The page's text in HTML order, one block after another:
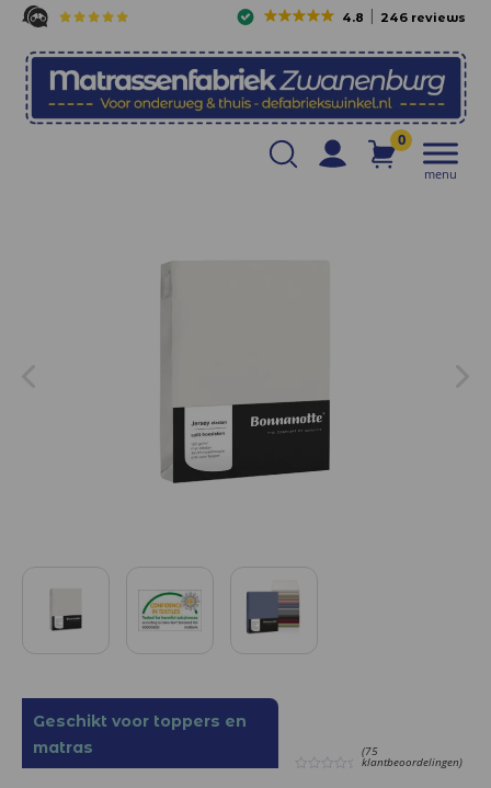
4.8 246 reviews
0
menu
Geschikt voor toppers en
matras
(75
klantbeoordelingen)